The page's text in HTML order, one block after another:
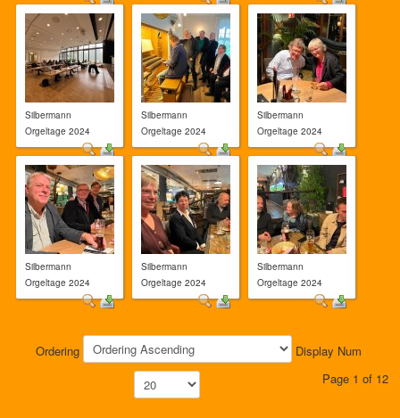
Silbermann
Orgeltage 2024
Silbermann
Orgeltage 2024
Silbermann
Orgeltage 2024
Silbermann
Orgeltage 2024
Silbermann
Orgeltage 2024
Silbermann
Orgeltage 2024
Ordering
Display Num
Page 1 of 12